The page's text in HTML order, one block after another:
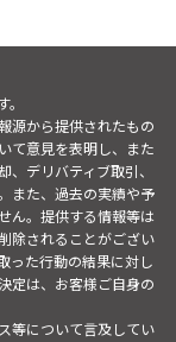
源から提供されたもの
て意見を表明し、また
デリバティブ取引、
また、過去の実績や予
ん。提供する情報等は
除されることがござい
った行動の結果に対し
定は、お客様ご自身の
等について言及してい